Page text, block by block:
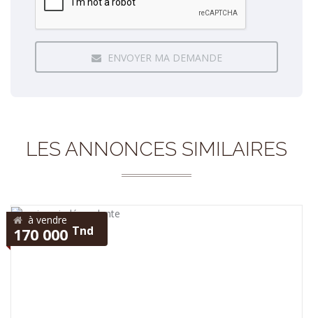
ENVOYER MA DEMANDE
LES ANNONCES SIMILAIRES
à vendre
170 000 Tnd